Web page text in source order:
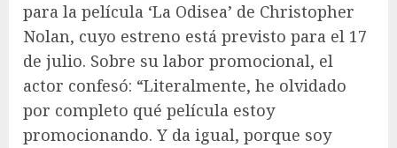
para la película ‘La Odisea’ de Christopher
Nolan, cuyo estreno está previsto para el 17
de julio. Sobre su labor promocional, el
actor confesó: “Literalmente, he olvidado
por completo qué película estoy
promocionando. Y da igual, porque soy